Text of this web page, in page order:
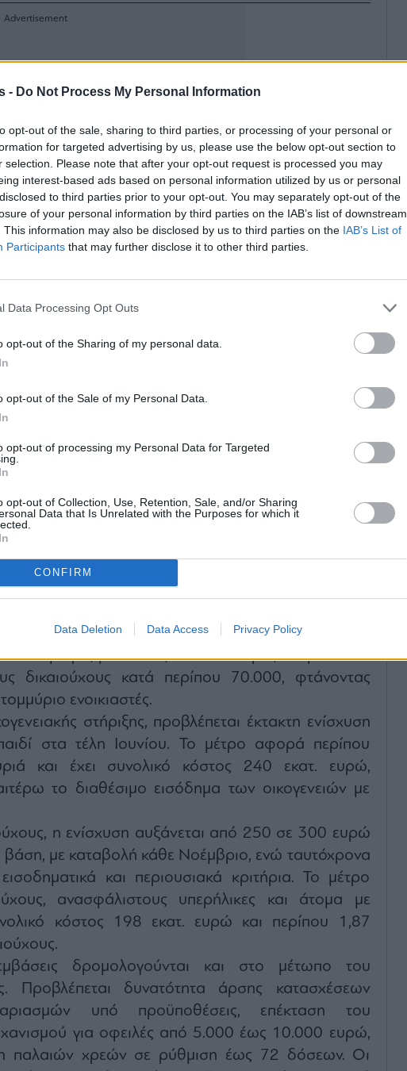
- Do Not Process My Personal Information
opt-out of the sale, sharing to third parties, or processing of your personal or
for targeted advertising by us, please use the below opt-out section to
selection. Please note that after your opt-out request is processed you may
interest-based ads based on personal information utilized by us or personal
to third parties prior to your opt-out. You may separately opt-out of the
of your personal information by third parties on the IAB’s list of downstream
This information may also be disclosed by us to third parties on the IAB’s List of
Participants that may further disclose it to other third parties.
Data Processing Opt Outs
opt-out of the Sharing of my personal data.
opt-out of the Sale of my Personal Data.
opt-out of processing my Personal Data for Targeted
opt-out of Collection, Use, Retention, Sale, and/or Sharing
Data that Is Unrelated with the Purposes for which it
CONFIRM
Data Deletion Data Access Privacy Policy
δίνεται και στη στήριξη των νοικοκυριών μέσω της
κριτηρίων για την επιστροφή ενοικίου. Τα
αυξάνονται από 20.000 σε 25.000 ευρώ και από
39.000 ευρώ, με επιπλέον προσαύξηση 5.000
Το μέτρο, με κόστος 25 εκατ. ευρώ, εκτιμάται ότι
δικαιούχους κατά περίπου 70.000, φτάνοντας
ενοικιαστές.
στήριξης, προβλέπεται έκτακτη ενίσχυση
στα τέλη Ιουνίου. Το μέτρο αφορά περίπου
και έχει συνολικό κόστος 240 εκατ. ευρώ,
το διαθέσιμο εισόδημα των οικογενειών με
η ενίσχυση αυξάνεται από 250 σε 300 ευρώ
βάση, με καταβολή κάθε Νοέμβριο, ενώ ταυτόχρονα
και περιουσιακά κριτήρια. Το μέτρο
ανασφάλιστους υπερήλικες και άτομα με
κόστος 198 εκατ. ευρώ και περίπου 1,87
δρομολογούνται και στο μέτωπο του
Προβλέπεται δυνατότητα άρσης κατασχέσεων
υπό προϋποθέσεις, επέκταση του
για οφειλές από 5.000 έως 10.000 ευρώ,
παλαιών χρεών σε ρύθμιση έως 72 δόσεων. Οι